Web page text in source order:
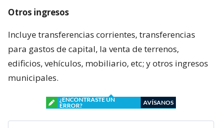
Otros ingresos
Incluye transferencias corrientes, transferencias
para gastos de capital, la venta de terrenos,
edificios, vehículos, mobiliario, etc; y otros ingresos
municipales.
¿ENCONTRASTE UN
ERROR?
AVÍSANOS